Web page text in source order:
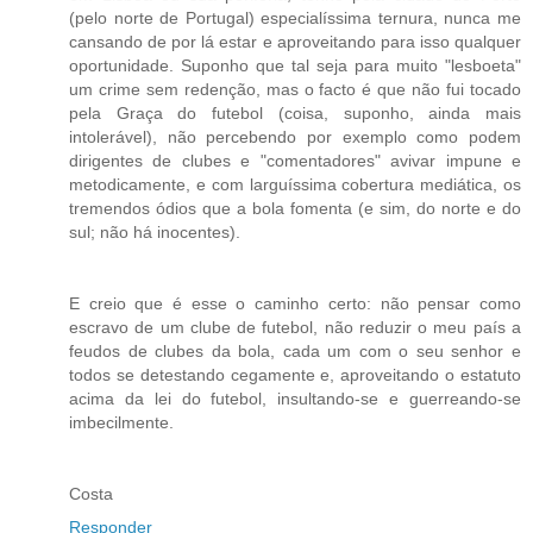
(pelo norte de Portugal) especialíssima ternura, nunca me
cansando de por lá estar e aproveitando para isso qualquer
oportunidade. Suponho que tal seja para muito "lesboeta"
um crime sem redenção, mas o facto é que não fui tocado
pela Graça do futebol (coisa, suponho, ainda mais
intolerável), não percebendo por exemplo como podem
dirigentes de clubes e "comentadores" avivar impune e
metodicamente, e com larguíssima cobertura mediática, os
tremendos ódios que a bola fomenta (e sim, do norte e do
sul; não há inocentes).
E creio que é esse o caminho certo: não pensar como
escravo de um clube de futebol, não reduzir o meu país a
feudos de clubes da bola, cada um com o seu senhor e
todos se detestando cegamente e, aproveitando o estatuto
acima da lei do futebol, insultando-se e guerreando-se
imbecilmente.
Costa
Responder